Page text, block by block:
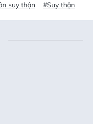
suy thận #Suy thận